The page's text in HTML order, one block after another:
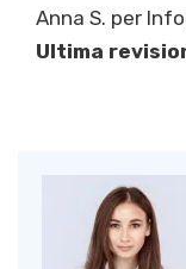
Anna S. per
Ultima